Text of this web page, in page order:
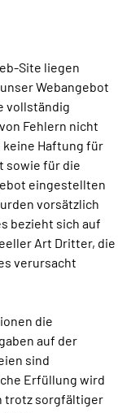
Site liegen
Webangebot
vollständig
Fehlern nicht
keine Haftung für
sowie für die
eingestellten
vorsätzlich
bezieht sich auf
Art Dritter, die
verursacht
die
auf der
sind
Erfüllung wird
trotz sorgfältiger